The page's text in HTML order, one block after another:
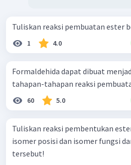
1 4.0
Formaldehida dapat dibuat
tahapan-tahapan reaksi
60 5.0
Tuliskan reaksi pembentukan ester
isomer posisi dan isomer fungsi
tersebut!